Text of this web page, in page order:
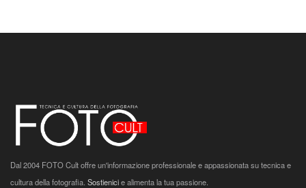
Dal 2004 FOTO Cult offre un'informazione professionale e appassionata su tecnica e
cultura della fotografia. Sostienicie alimenta la tua passione.